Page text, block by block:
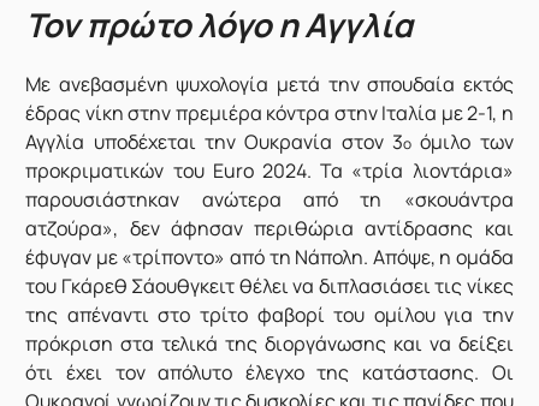
Τον πρώτο λόγο η Αγγλία
Με ανεβασμένη ψυχολογία μετά την σπουδαία εκτός
έδρας νίκη στην πρεμιέρα κόντρα στην Ιταλία με 2-1, η
Αγγλία υποδέχεται την Ουκρανία στον 3οόμιλο των
προκριματικών του Euro 2024. Τα «τρία λιοντάρια»
παρουσιάστηκαν ανώτερα από τη «σκουάντρα
ατζούρα», δεν άφησαν περιθώρια αντίδρασης και
έφυγαν με «τρίποντο» από τη Νάπολη. Απόψε, η ομάδα
του Γκάρεθ Σάουθγκειτ θέλει να διπλασιάσει τις νίκες
της απέναντι στο τρίτο φαβορί του ομίλου για την
πρόκριση στα τελικά της διοργάνωσης και να δείξει
ότι έχει τον απόλυτο έλεγχο της κατάστασης. Οι